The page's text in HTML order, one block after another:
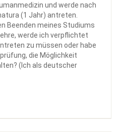
und werde nach
(1 Jahr) antreten.
Beenden meines Studiums
werde ich verpflichtet
zu müssen oder habe
die Möglichkeit
(Ich als deutscher